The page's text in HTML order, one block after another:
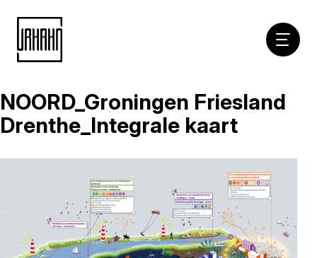
Naar
inhoud
NOORD_Groningen Friesland
Drenthe_Integrale kaart